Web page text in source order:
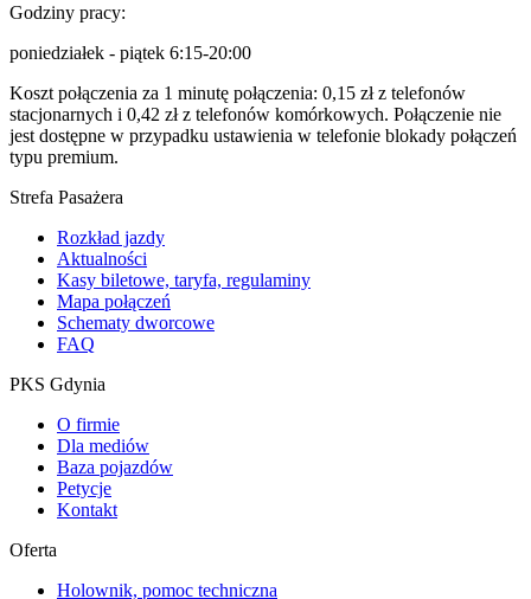
Godziny pracy:
poniedziałek - piątek 6:15-20:00
Koszt połączenia za 1 minutę połączenia: 0,15 zł z telefonów
stacjonarnych i 0,42 zł z telefonów komórkowych. Połączenie nie
jest dostępne w przypadku ustawienia w telefonie blokady połączeń
typu premium.
Strefa Pasażera
Rozkład jazdy
Aktualności
Kasy biletowe, taryfa, regulaminy
Mapa połączeń
Schematy dworcowe
FAQ
PKS Gdynia
O firmie
Dla mediów
Baza pojazdów
Petycje
Kontakt
Oferta
Holownik, pomoc techniczna